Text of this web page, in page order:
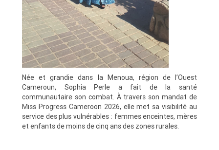
Née et grandie dans la Menoua, région de l’Ouest
Cameroun, Sophia Perle a fait de la santé
communautaire son combat. À travers son mandat de
Miss Progress Cameroon 2026, elle met sa visibilité au
service des plus vulnérables : femmes enceintes, mères
et enfants de moins de cinq ans des zones rurales.